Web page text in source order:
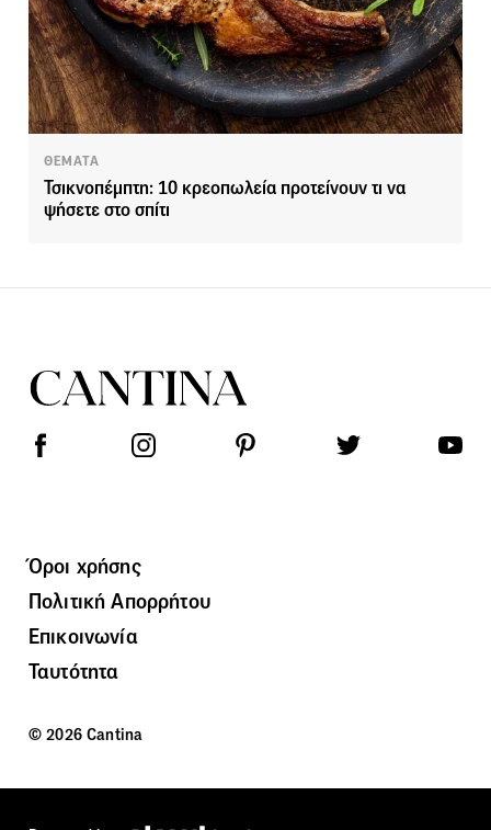
ΘΕΜΑΤΑ
Τσικνοπέμπτη: 10 κρεοπωλεία προτείνουν τι να
ψήσετε στο σπίτι
Όροι χρήσης
Πολιτική Απορρήτου
Επικοινωνία
Ταυτότητα
© 2026 Cantina